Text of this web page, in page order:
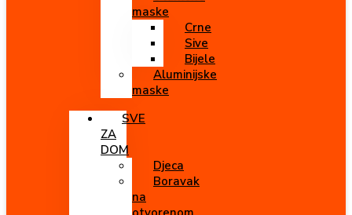
maske
Crne
Sive
Bijele
Aluminijske
maske
SVE
ZA
DOM
Djeca
Boravak
na